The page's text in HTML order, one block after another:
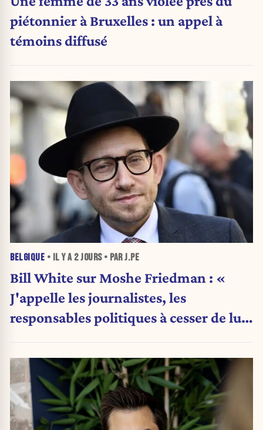
piétonnier à Bruxelles : un appel à
témoins diffusé
BELGIQUE • IL Y A 2 JOURS• PAR J.PE
Bill White sur Moshe Friedman : «
J'appelle les journalistes, les
responsables politiques à cesser de lui